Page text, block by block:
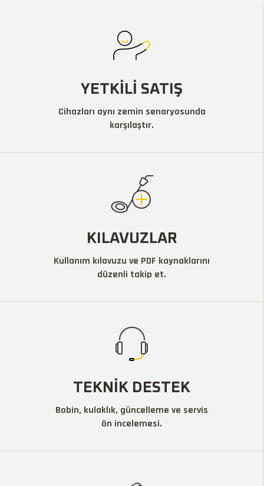
YETKILI SATIŞ
Cihazları aynı zemin senaryosunda
karşılaştır.
KILAVUZLAR
Kullanım kılavuzu ve PDF kaynaklarını
düzenli takip et.
TEKNIK DESTEK
Bobin, kulaklık, güncelleme ve servis
ön incelemesi.